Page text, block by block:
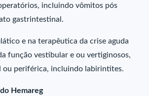
incluindo vômitos pós
gastrintestinal.
e na terapêutica da crise aguda
função vestibular e ou vertiginosos,
ou periférica, incluindo labirintites.
Hemareg